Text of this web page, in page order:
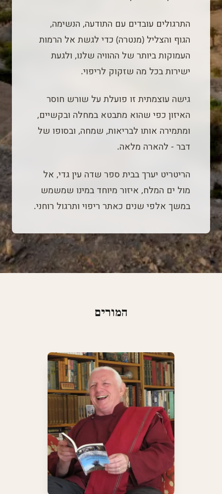
התרגולים עובדים עם התודעה, הנשימה,
הגוף והצליל (מנטרה) כדי לגשת אל הרמות
העמוקות ביותר של ההוויה שלנו, ולגעת
ישירות בכל מה שזקוק לריפוי.
גישה עוצמתית זו פועלת על שורש חוסר
האיזון כפי שהוא מתבטא במחלה ובקשיים,
ומתמירה אותו לבריאות, שמחה, ובסופו של
דבר - להארה מלאה.
הריטריט יערך בבית ספר שדה עין גדי, אל
מול ים המלח, איזור מיוחד במינו שמשמש
במשך אלפי שנים כאתר ריפוי ותרגול רוחני.
המורים